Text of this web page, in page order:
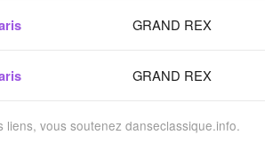
GRAND REX
GRAND REX
vous soutenez danseclassique.info.